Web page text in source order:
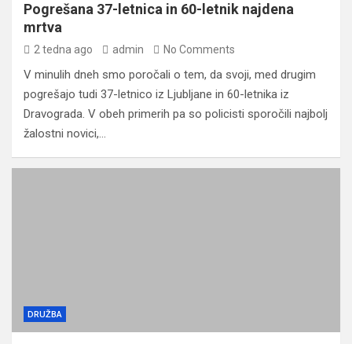
Pogrešana 37-letnica in 60-letnik najdena
mrtva
2 tedna ago admin No Comments
V minulih dneh smo poročali o tem, da svoji, med drugim
pogrešajo tudi 37-letnico iz Ljubljane in 60-letnika iz
Dravograda. V obeh primerih pa so policisti sporočili najbolj
žalostni novici,…
DRUŽBA